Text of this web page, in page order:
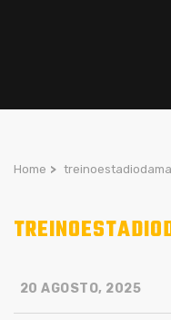
Home >
20 AGOSTO, 2025